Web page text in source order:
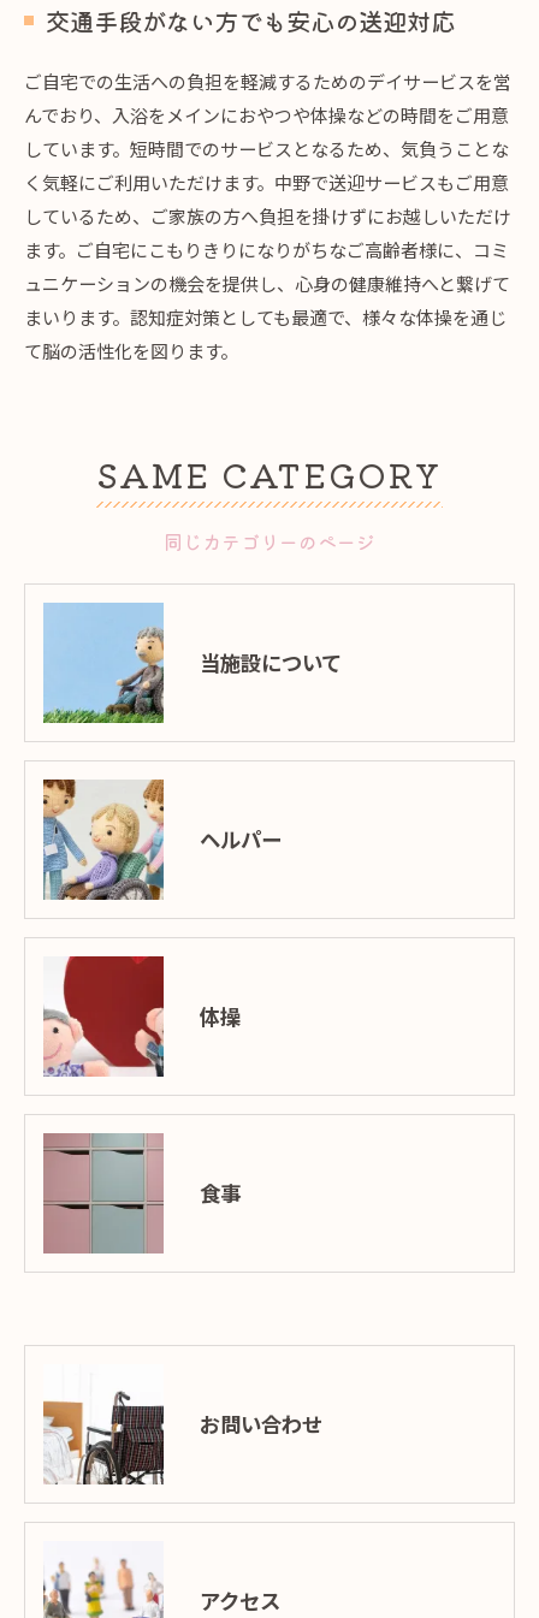
交通手段がない方でも安心の送迎対応
ご自宅での生活への負担を軽減するためのデイサービスを営
んでおり、入浴をメインにおやつや体操などの時間をご用意
しています。短時間でのサービスとなるため、気負うことな
く気軽にご利用いただけます。中野で送迎サービスもご用意
しているため、ご家族の方へ負担を掛けずにお越しいただけ
ます。ご自宅にこもりきりになりがちなご高齢者様に、コミ
ュニケーションの機会を提供し、心身の健康維持へと繋げて
まいります。認知症対策としても最適で、様々な体操を通じ
て脳の活性化を図ります。
同じカテゴリーのページ
SAME CATEGORY
当施設について
ヘルパー
体操
食事
お問い合わせ
アクセス